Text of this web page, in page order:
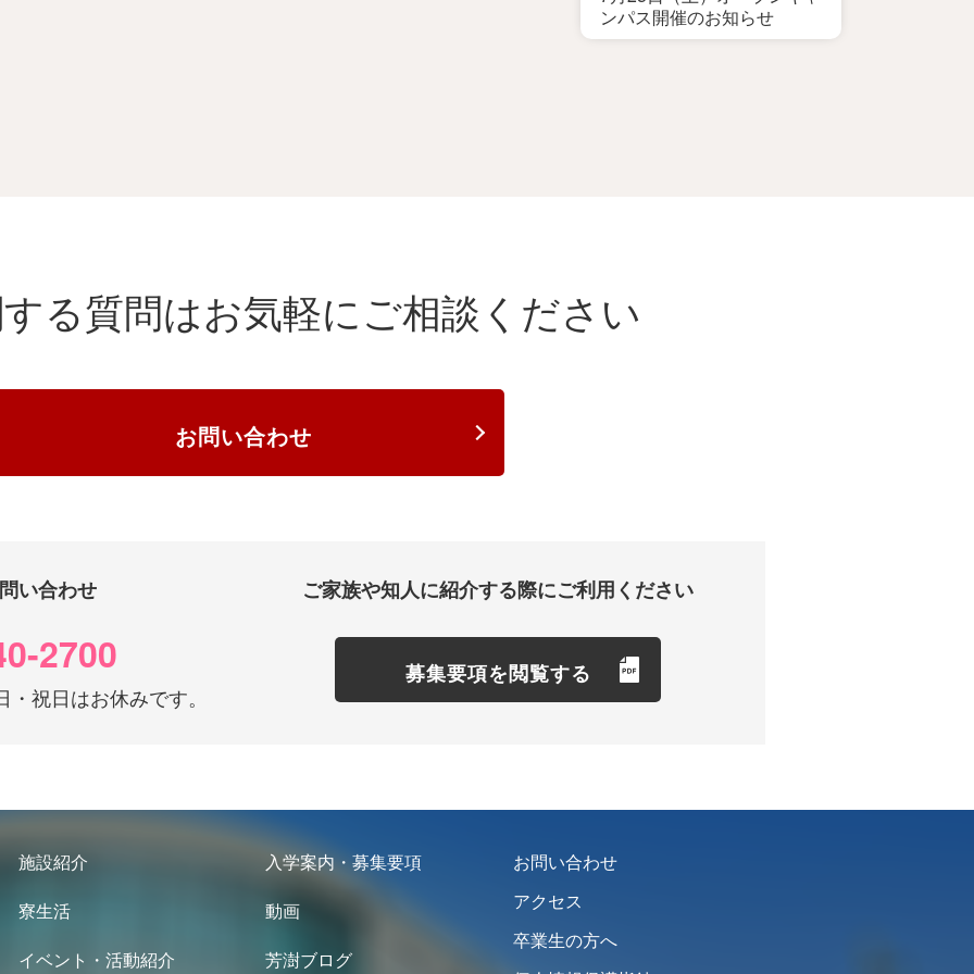
ンパス開催のお知らせ
る質問はお気軽にご相談ください
お問い合わせ
い合わせ
2700
祝日はお休みです。
ご家族や知人に紹介する際にご利用ください
募集要項を閲覧する
施設紹介
寮生活
イベント・活動紹介
入学案内・募集要項
動画
芳澍ブログ
お問い合わせ
アクセス
卒業生の方へ